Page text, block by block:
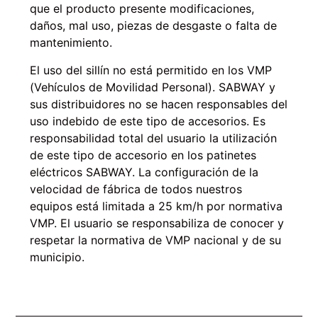
que el producto presente modificaciones,
daños, mal uso, piezas de desgaste o falta de
mantenimiento.
El uso del sillín no está permitido en los VMP
(Vehículos de Movilidad Personal). SABWAY y
sus distribuidores no se hacen responsables del
uso indebido de este tipo de accesorios. Es
responsabilidad total del usuario la utilización
de este tipo de accesorio en los patinetes
eléctricos SABWAY. La configuración de la
velocidad de fábrica de todos nuestros
equipos está limitada a 25 km/h por normativa
VMP. El usuario se responsabiliza de conocer y
respetar la normativa de VMP nacional y de su
municipio.